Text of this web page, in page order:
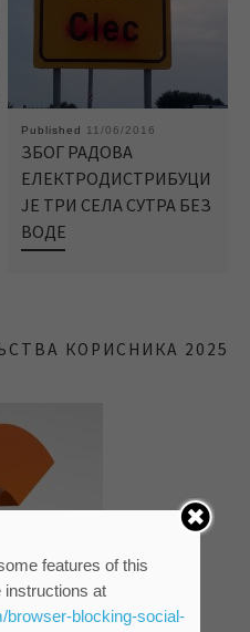
Published 11/06/2016
ЗБОГ РАДОВА
ЕЛЕКТРОДИСТРИБУЦИ
ЈЕ ТРИ СЕЛА СУТРА БЕЗ
ВОДЕ
КОРИСНИКА 2025
features of this
instructions at
browser-blocking-social-